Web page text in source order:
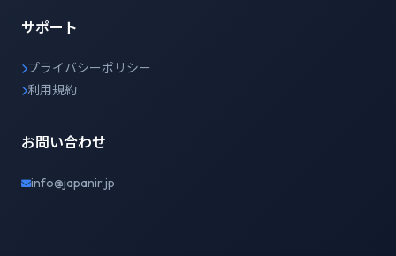
サポート
プライバシーポリシー
利用規約
お問い合わせ
info@japanir.jp